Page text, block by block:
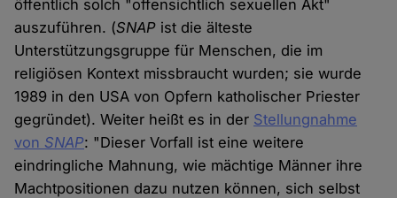
öffentlich solch "offensichtlich sexuellen Akt"
auszuführen. (SNAP ist die älteste
Unterstützungsgruppe für Menschen, die im
religiösen Kontext missbraucht wurden; sie wurde
1989 in den USA von Opfern katholischer Priester
gegründet). Weiter heißt es in der Stellungnahme
von SNAP: "Dieser Vorfall ist eine weitere
eindringliche Mahnung, wie mächtige Männer ihre
Machtpositionen dazu nutzen können, sich selbst